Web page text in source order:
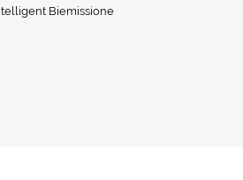
Biemissione